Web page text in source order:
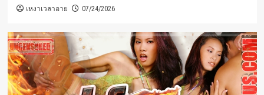
เหงาเวลาอาย 07/24/2026